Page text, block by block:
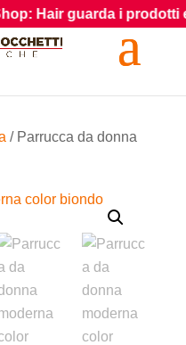
/ Parrucca da donna
i prodotti e gli